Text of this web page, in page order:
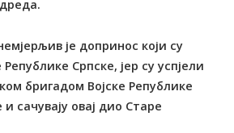
је допринос који су
Српске, јер су успјели
бригадом Војске Републике
сачувају овај дио Старе